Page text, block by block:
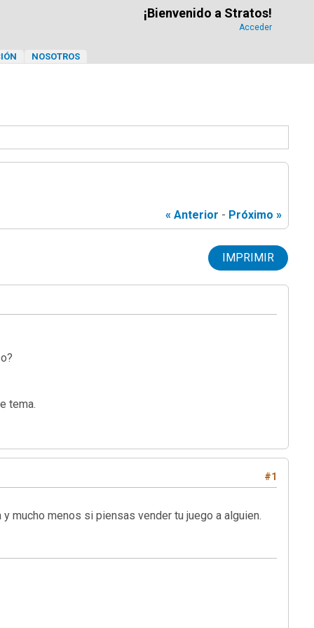
¡Bienvenido a Stratos!
Acceder
NOSOTROS
« Anterior - Próximo »
IMPRIMIR
tema.
#1
mucho menos si piensas vender tu juego a alguien.